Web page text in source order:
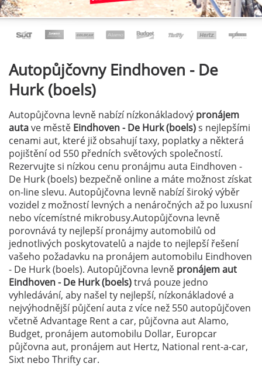
AutopůjčovnyEindhoven - De
Hurk (boels)
Autopůjčovna levně nabízí nízkonákladový pronájem
autave městě Eindhoven - De Hurk (boels)s nejlepšími
cenami aut, které již obsahují taxy, poplatky a některá
pojištění od 550 předních světových společností.
Rezervujte si nízkou cenu pronájmu auta Eindhoven -
De Hurk (boels) bezpečně online a máte možnost získat
on-line slevu. Autopůjčovna levně nabízí široký výběr
vozidel z možností levných a nenáročných až po luxusní
nebo vícemístné mikrobusy.Autopůjčovna levně
porovnává ty nejlepší pronájmy automobilů od
jednotlivých poskytovatelů a najde to nejlepší řešení
vašeho požadavku na pronájem automobilu Eindhoven
- De Hurk (boels). Autopůjčovna levně pronájem aut
Eindhoven - De Hurk (boels)trvá pouze jedno
vyhledávání, aby našel ty nejlepší, nízkonákladové a
nejvýhodnější půjčení auta z více než 550 autopůjčoven
včetně Advantage Rent a car, půjčovna aut Alamo,
Budget, pronájem automobilu Dollar, Europcar
půjčovna aut, pronájem aut Hertz, National rent-a-car,
Sixt nebo Thrifty car.